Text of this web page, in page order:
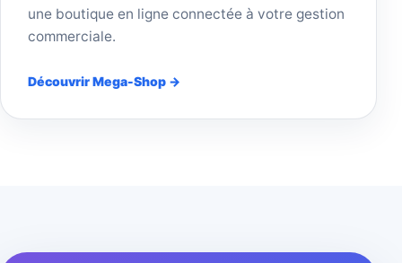
une boutique en ligne connectée à votre gestion
commerciale.
Découvrir Mega-Shop →